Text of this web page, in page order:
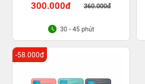
300.000đ 360.000đ
30 - 45 phút
-58.000đ